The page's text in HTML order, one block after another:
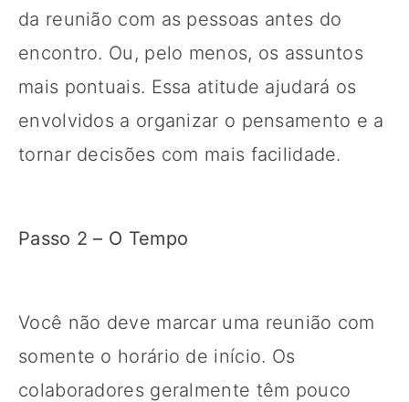
da reunião com as pessoas antes do
encontro. Ou, pelo menos, os assuntos
mais pontuais. Essa atitude ajudará os
envolvidos a organizar o pensamento e a
tornar decisões com mais facilidade.
Passo 2 – O Tempo
Você não deve marcar uma reunião com
somente o horário de início. Os
colaboradores geralmente têm pouco